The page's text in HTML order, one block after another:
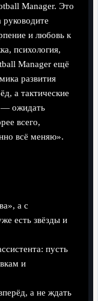
Manager. Это
руководите
и любовь к
психология,
Manager ещё
развития
а тактические
— ожидать
всего,
всё меняю».
а с
есть звёзды и
пусть
и
а не ждать